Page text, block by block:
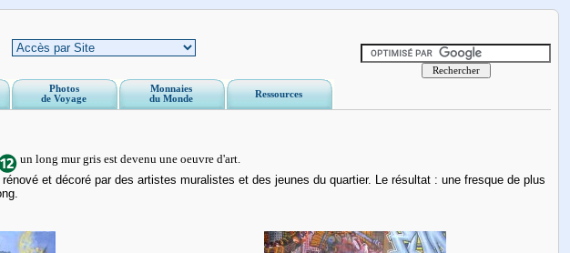
Photos
de Voyage
Monnaies
du Monde
Ressources
un long mur gris est devenu une oeuvre d'art.
et décoré par des artistes muralistes et des jeunes du quartier. Le résultat : une fresque de plus